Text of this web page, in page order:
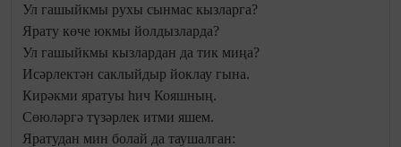
Ул гашыйкмы рухы сынмас кызларга?
Ярату көче юкмы йолдызларда?
Ул гашыйкмы кызлардан да тик миңа?
Исәрлектән саклыйдыр йоклау гына.
Кирәкми яратуы һич Кояшның.
Сөюләргә түзәрлек итми яшем.
Яратудан мин болай да таушалган: